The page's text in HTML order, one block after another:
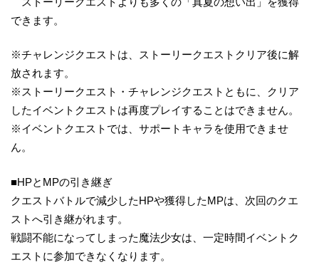
できます。
※チャレンジクエストは、ストーリークエストクリア後に解
放されます。
※ストーリークエスト・チャレンジクエストともに、クリア
したイベントクエストは再度プレイすることはできません。
※イベントクエストでは、サポートキャラを使用できませ
ん。
■HPとMPの引き継ぎ
クエストバトルで減少したHPや獲得したMPは、次回のクエ
ストへ引き継がれます。
戦闘不能になってしまった魔法少女は、一定時間イベントク
エストに参加できなくなります。